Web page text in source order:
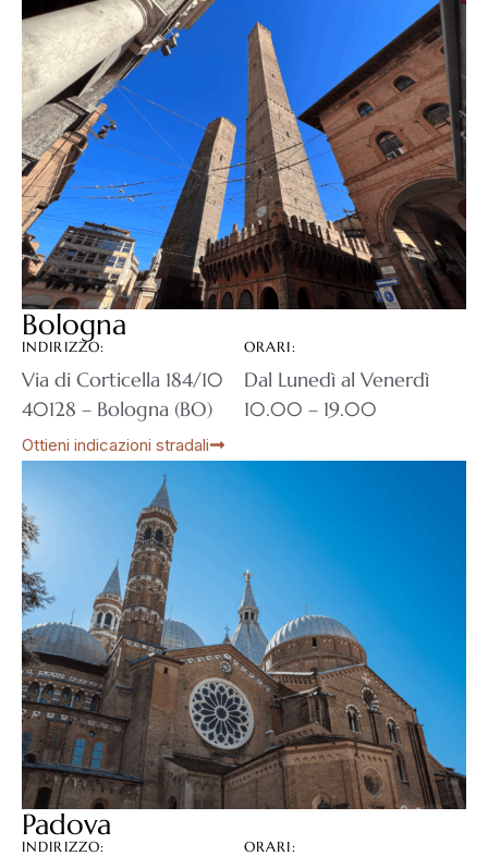
Bologna
INDIRIZZO:
Via di Corticella 184/10
40128 – Bologna (BO)
ORARI:
Dal Lunedì al Venerdì
10.00 – 19.00
Ottieni indicazioni stradali
Padova
INDIRIZZO: ORARI: